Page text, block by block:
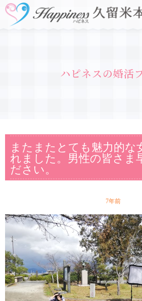
ハピネスの婚活
またまたとても魅力的な
れました。男性の皆さま
ださい。
7年前